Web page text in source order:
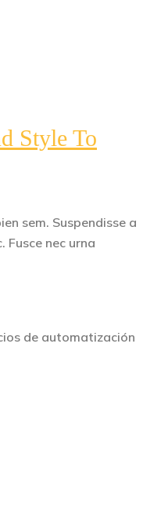
Style To
sem. Suspendisse a
Fusce nec urna
de automatización